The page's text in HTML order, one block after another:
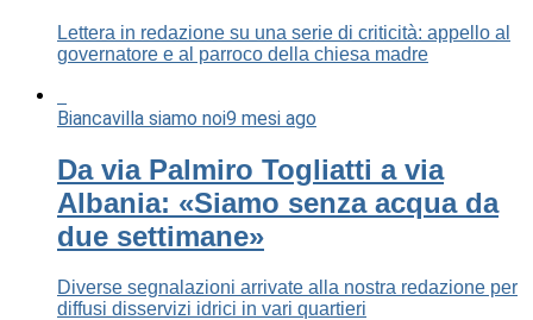
Lettera in redazione su una serie di criticità: appello al
governatore e al parroco della chiesa madre
Biancavilla siamo noi9 mesi ago
Da via Palmiro Togliatti a via
Albania: «Siamo senza acqua da
due settimane»
Diverse segnalazioni arrivate alla nostra redazione per
diffusi disservizi idrici in vari quartieri